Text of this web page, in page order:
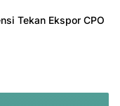
Tekan Ekspor CPO